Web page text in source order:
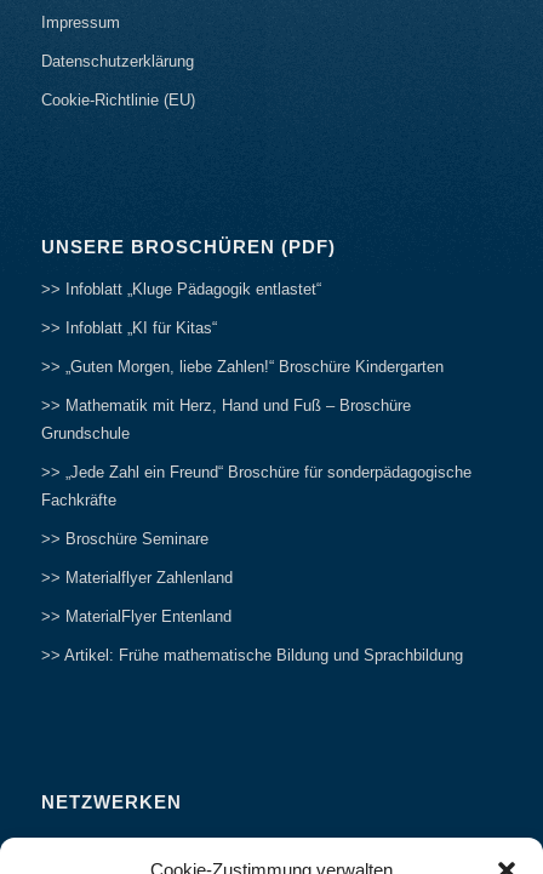
Cookie-Zustimmung verwalten
Impressum
Datenschutzerklärung
Cookie-Richtlinie (EU)
UNSERE BROSCHÜREN (PDF)
>> Infoblatt „Kluge Pädagogik entlastet“
>> Infoblatt „KI für Kitas“
>> „Guten Morgen, liebe Zahlen!“ Broschüre Kindergarten
>> Mathematik mit Herz, Hand und Fuß – Broschüre
Grundschule
>> „Jede Zahl ein Freund“ Broschüre für sonderpädagogische
Fachkräfte
>> Broschüre Seminare
>> Materialflyer Zahlenland
>> MaterialFlyer Entenland
>> Artikel: Frühe mathematische Bildung und Sprachbildung
NETZWERKEN